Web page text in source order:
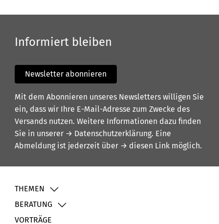
Informiert bleiben
Newsletter abonnieren
Mit dem Abonnieren unseres Newsletters willigen Sie
ein, dass wir Ihre E-Mail-Adresse zum Zwecke des
Versands nutzen. Weitere Informationen dazu finden
Sie in unserer → Datenschutzerklärung. Eine
Abmeldung ist jederzeit über → diesen Link möglich.
THEMEN
BERATUNG
VORTRÄGE